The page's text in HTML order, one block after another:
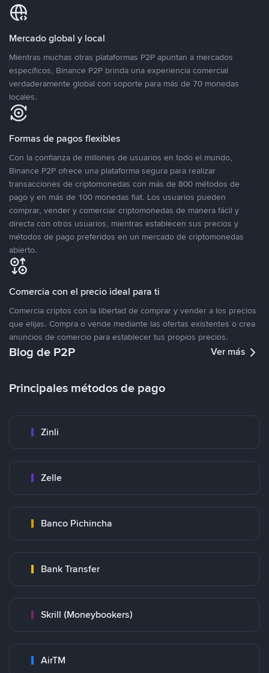
Mercado global y local
Mientras muchas otras plataformas P2P apuntan a mercados
específicos, Binance P2P brinda una experiencia comercial
verdaderamente global con soporte para más de 70 monedas
locales.
Formas de pagos flexibles
Con la confianza de millones de usuarios en todo el mundo,
Binance P2P ofrece una plataforma segura para realizar
transacciones de criptomonedas con más de 800 métodos de
pago y en más de 100 monedas fiat. Los usuarios pueden
comprar, vender y comerciar criptomonedas de manera fácil y
directa con otros usuarios, mientras establecen sus precios y
métodos de pago preferidos en un mercado de criptomonedas
abierto.
Comercia con el precio ideal para ti
Comercia criptos con la libertad de comprar y vender a los precios
que elijas. Compra o vende mediante las ofertas existentes o crea
anuncios de comercio para establecer tus propios precios.
Blog de P2P Ver más
Principales métodos de pago
Zinli
Zelle
Banco Pichincha
Bank Transfer
Skrill (Moneybookers)
AirTM